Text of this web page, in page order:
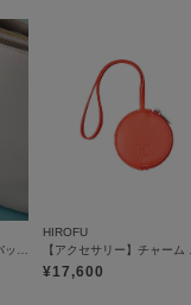
UNTITLED名品モチーフ バッグチャーム
HIROFU
【アク
¥17,600